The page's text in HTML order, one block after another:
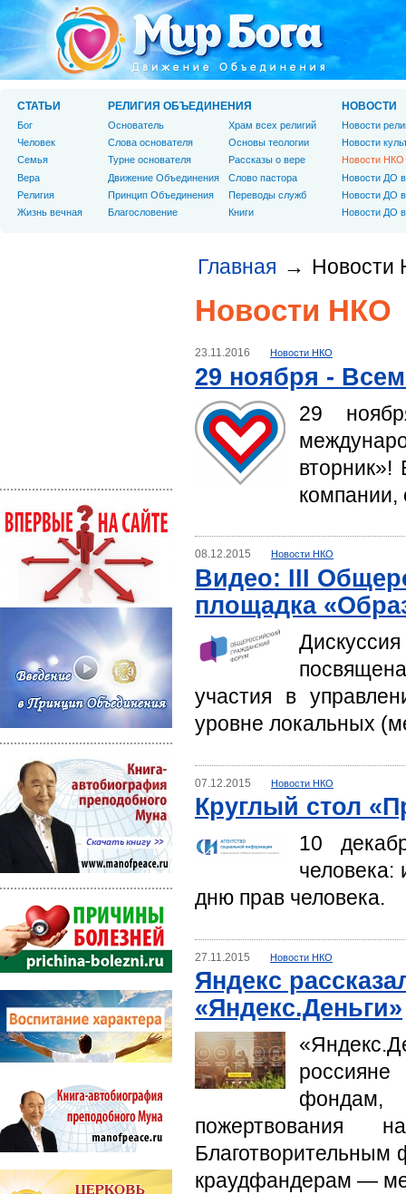
Главная → Новости
Новости НКО
23.11.2016 Новости НКО
29 ноября -
29
вторник»!
компании,
08.12.2015 Новости НКО
Видео: III
площадка
участия в
уровне локальных
07.12.2015 Новости НКО
Круглый стол
10
дню прав человека.
27.11.2015 Новости НКО
Яндекс
«Яндекс.Деньги»
пожертвования
Благотворительным
краудфандерам —
СТАТЬИ
Бог
Человек
Cемья
Вера
Религия
Жизнь вечная
РЕЛИГИЯ ОБЪЕДИНЕНИЯ
Основатель
Слова основателя
Турне основателя
Движение Объединения
Принцип Объединения
Благословение
Храм всех религий
Основы теологии
Рассказы о вере
Слово пастора
Переводы служб
Книги
НОВОСТИ
Новости
Новости
Новости НКО
Новости ДО
Новости ДО
Новости ДО